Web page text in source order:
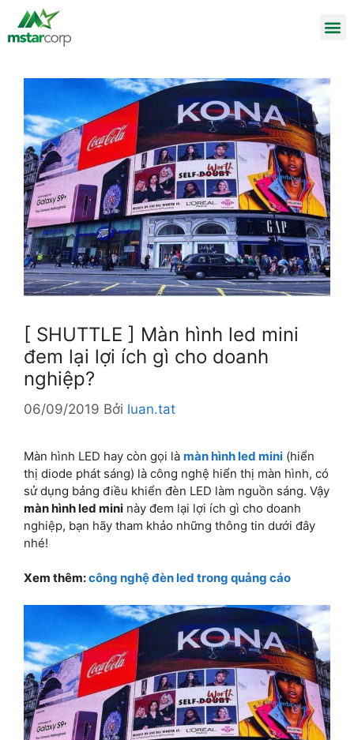
[ SHUTTLE ] Màn hình led mini
đem lại lợi ích gì cho doanh
nghiệp?
06/09/2019 Bởi luan.tat
Màn hình LED hay còn gọi là màn hình led mini (hiển
thị diode phát sáng) là công nghệ hiển thị màn hình, có
sử dụng bảng điều khiển đèn LED làm nguồn sáng. Vậy
màn hình led mini này đem lại lợi ích gì cho doanh
nghiệp, bạn hãy tham khảo những thông tin dưới đây
nhé!
Xem thêm:công nghệ đèn led trong quảng cáo